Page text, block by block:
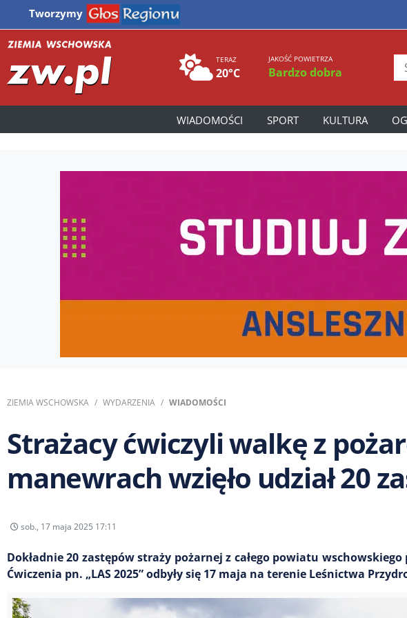
Tworzymy
TERAZ
20°C
JAKOŚĆ POWIETRZA
Bardzo dobra
WIADOMOŚCI SPORT KULTURA
ZIEMIA WSCHOWSKA WYDARZENIA WIADOMOŚCI
Strażacy ćwiczyli walkę z
manewrach wzięło udział 20
sob., 17 maja 2025 17:11
Dokładnie 20 zastępów straży pożarnej z całego powiatu
Ćwiczenia pn. „LAS 2025” odbyły się 17 maja na terenie Leśnictwa